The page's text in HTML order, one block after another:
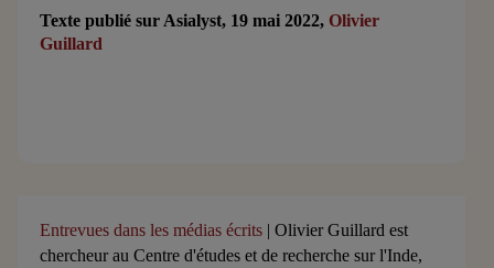
Texte publié sur Asialyst, 19 mai 2022,Olivier
Guillard
Entrevues dans les médias écrits | Olivier Guillard est
chercheur au Centre d'études et de recherche sur l'Inde,